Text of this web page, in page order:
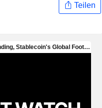
Teilen